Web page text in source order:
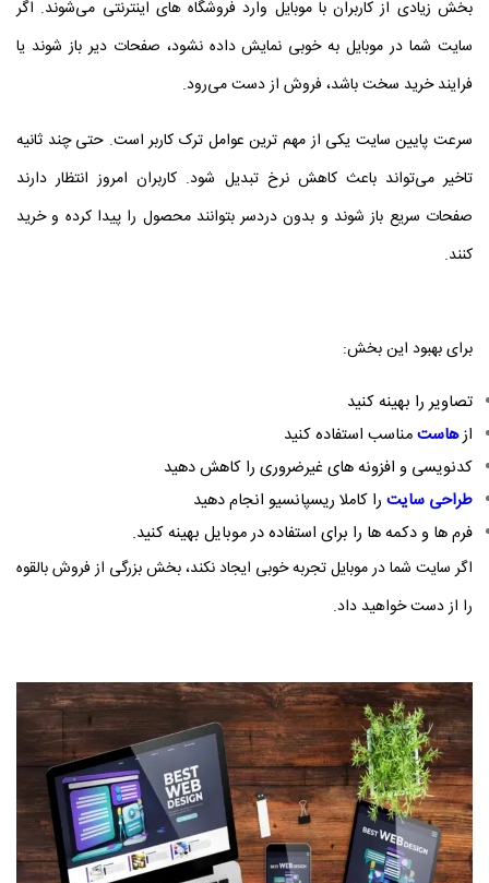
بخش زیادی از کاربران با موبایل وارد فروشگاه‌ های اینترنتی می‌شوند. اگر
سایت شما در موبایل به‌ خوبی نمایش داده نشود، صفحات دیر باز شوند یا
فرایند خرید سخت باشد، فروش از دست می‌رود.
سرعت پایین سایت یکی از مهم‌ ترین عوامل ترک کاربر است. حتی چند ثانیه
تاخیر می‌تواند باعث کاهش نرخ تبدیل شود. کاربران امروز انتظار دارند
صفحات سریع باز شوند و بدون دردسر بتوانند محصول را پیدا کرده و خرید
کنند.
برای بهبود این بخش:
تصاویر را بهینه کنید
ازهاستمناسب استفاده کنید
کدنویسی و افزونه‌ های غیرضروری را کاهش دهید
طراحی سایت را کاملا ریسپانسیو انجام دهید
فرم‌ ها و دکمه‌ ها را برای استفاده در موبایل بهینه کنید.
اگر سایت شما در موبایل تجربه خوبی ایجاد نکند، بخش بزرگی از فروش بالقوه
را از دست خواهید داد.